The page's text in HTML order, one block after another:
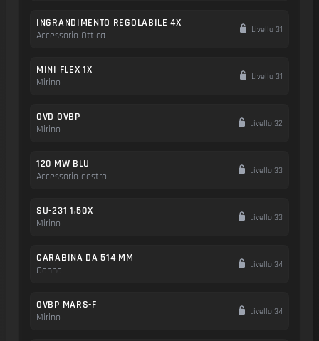
INGRANDIMENTO REGOLABILE 4X
Accessorio Ottica
Livello 31
MINI FLEX 1X
Mirino
Livello 31
OVD OVBP
Mirino
Livello 32
120 MW BLU
Accessorio destro
Livello 33
SU-231 1,50X
Mirino
Livello 33
CARABINA DA 514 MM
Canna
Livello 34
OVBP MARS-F
Mirino
Livello 34